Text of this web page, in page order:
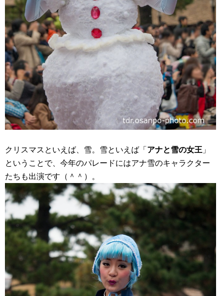
クリスマスといえば、雪。雪といえば「 アナと雪の女王 」
ということで、今年のパレードにはアナ雪のキャラクター
たちも出演です（＾＾）。